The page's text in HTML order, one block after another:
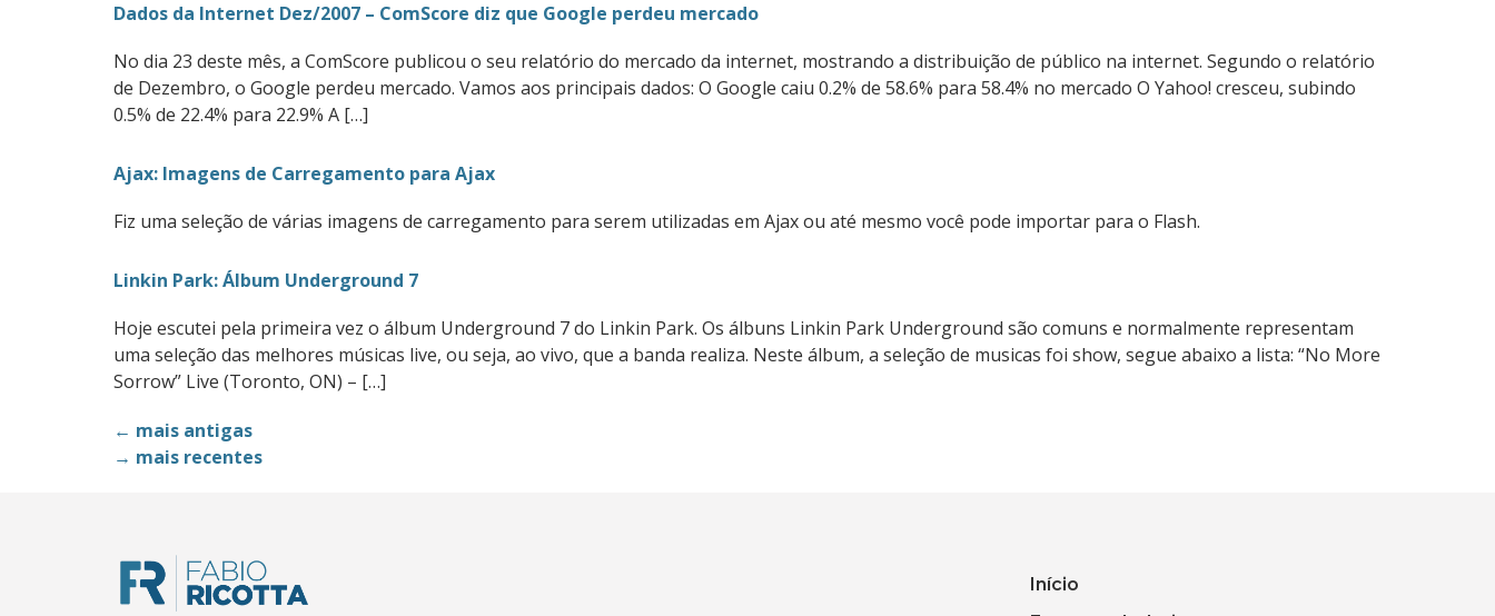
Dados da Internet Dez/2007 – ComScore diz que Google perdeu mercado
No dia 23 deste mês, a ComScore publicou o seu relatório do mercado da internet, mostrando a distribuição de público na internet. Segundo o relatório
de Dezembro, o Google perdeu mercado. Vamos aos principais dados: O Google caiu 0.2% de 58.6% para 58.4% no mercado O Yahoo! cresceu, subindo
0.5% de 22.4% para 22.9% A […]
Ajax: Imagens de Carregamento para Ajax
Fiz uma seleção de várias imagens de carregamento para serem utilizadas em Ajax ou até mesmo você pode importar para o Flash.
Linkin Park: Álbum Underground 7
Hoje escutei pela primeira vez o álbum Underground 7 do Linkin Park. Os álbuns Linkin Park Underground são comuns e normalmente representam
uma seleção das melhores músicas live, ou seja, ao vivo, que a banda realiza. Neste álbum, a seleção de musicas foi show, segue abaixo a lista: “No More
Sorrow” Live (Toronto, ON) – […]
← mais antigas
→ mais recentes
Início